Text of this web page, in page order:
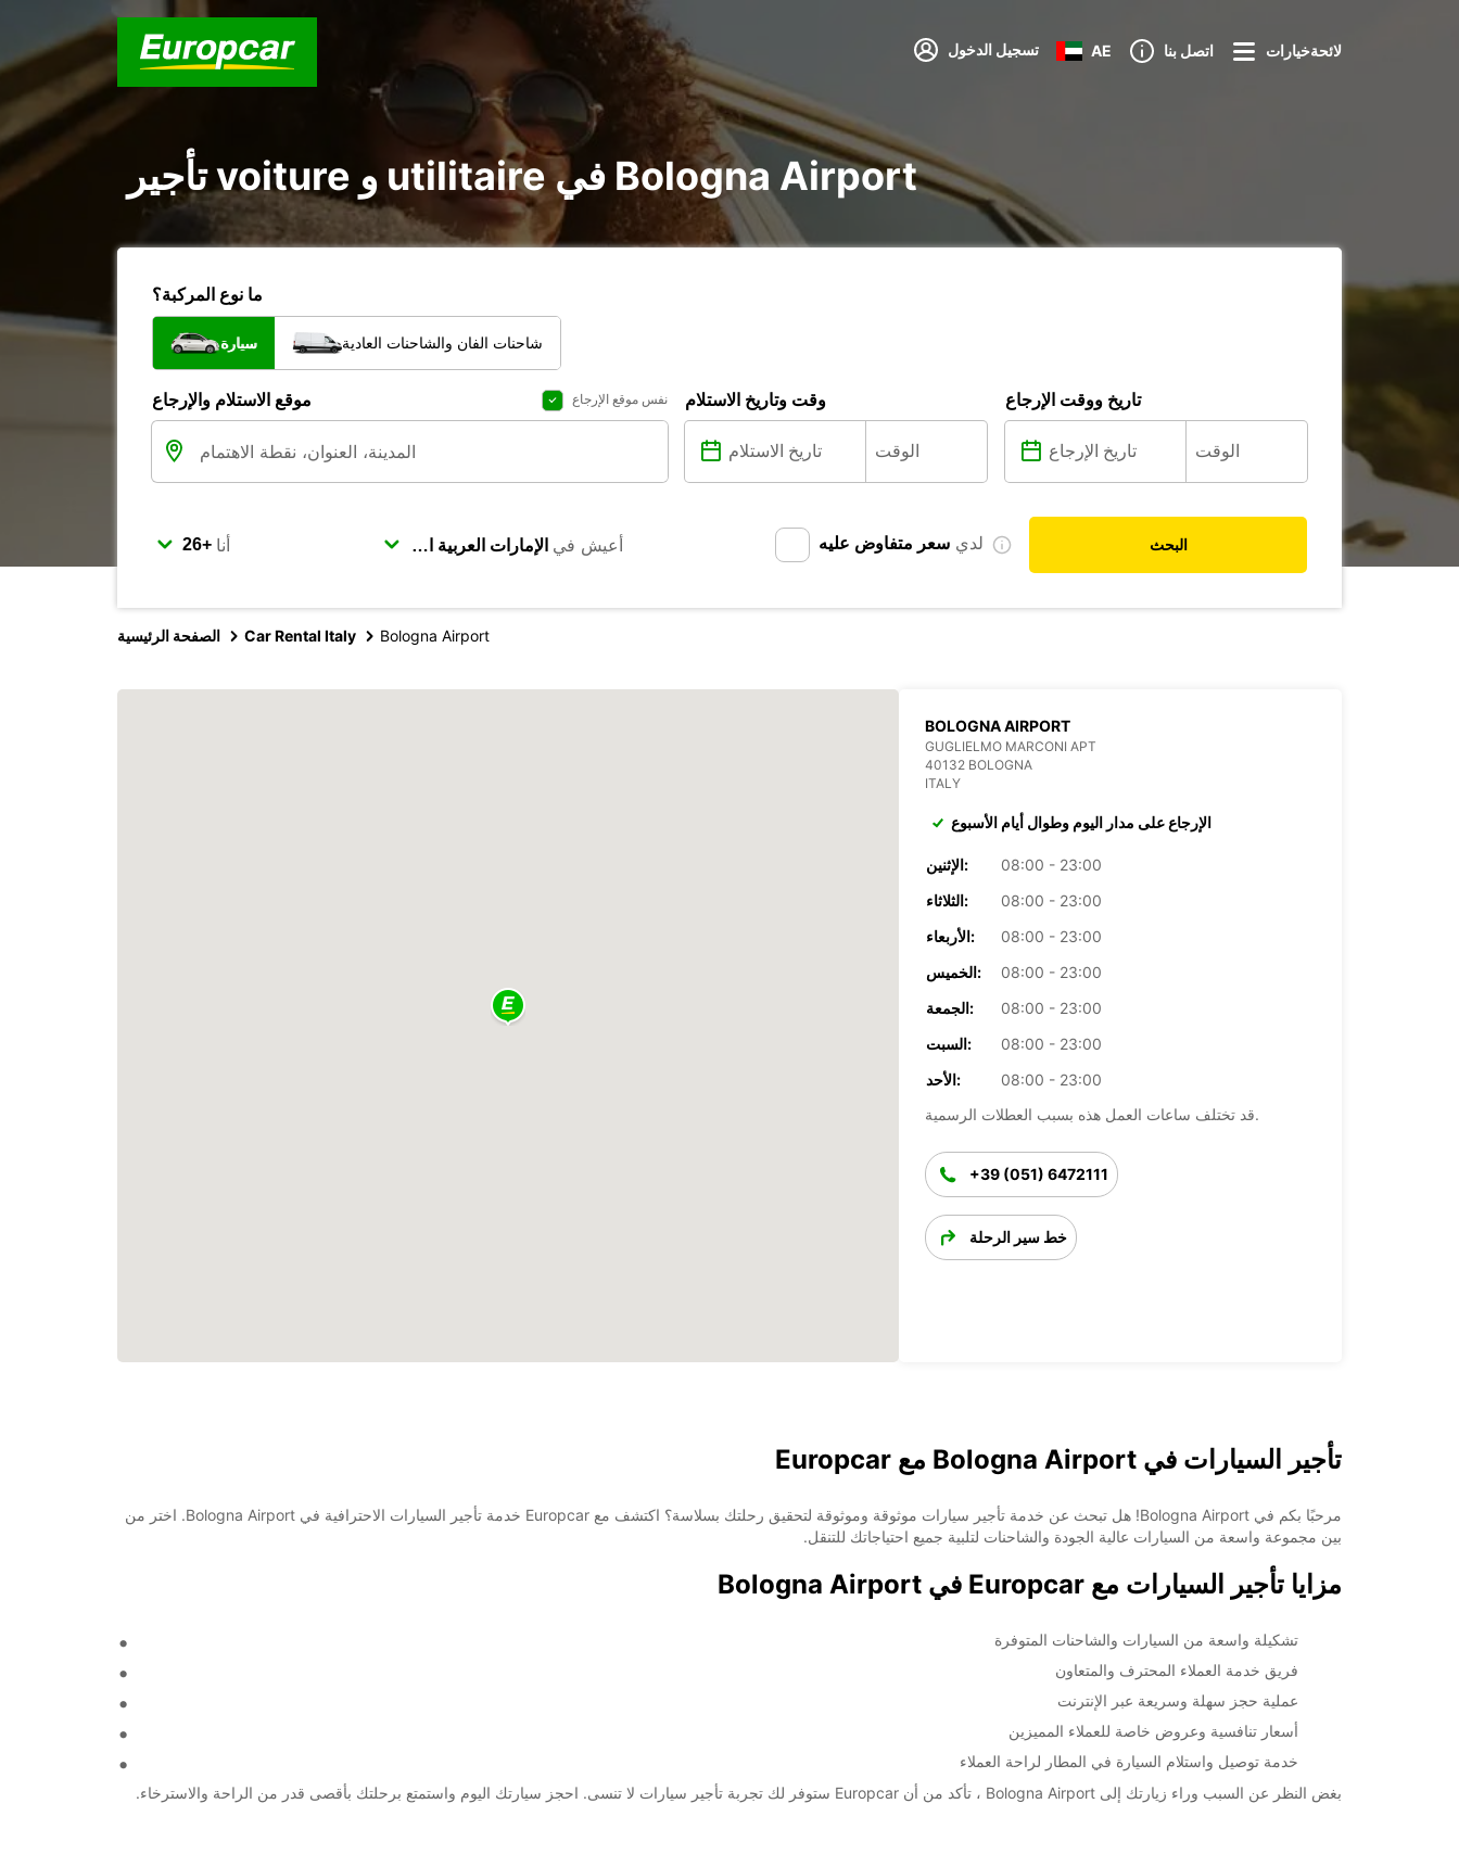
تسجيل الدخول AE اتصل بنا لائحةخيارات
تأجير voiture و utilitaire في Bologna Airport
ما نوع المركبة؟
سيارة شاحنات الفان والشاحنات العادية
موقع الاستلام والإرجاع نفس موقع الإرجاع وقت وتاريخ الاستلام تاريخ ووقت الإرجاع
أنا أعيش في لدي سعر متفاوض عليه البحث
الصفحة الرئيسية Car Rental Italy Bologna Airport
BOLOGNA AIRPORT
GUGLIELMO MARCONI APT
40132 BOLOGNA
ITALY
الإرجاع على مدار اليوم وطوال أيام الأسبوع
الإثنين:
08:00 - 23:00
الثلاثاء:
08:00 - 23:00
الأربعاء:
08:00 - 23:00
الخميس:
08:00 - 23:00
الجمعة:
08:00 - 23:00
السبت:
08:00 - 23:00
الأحد:
08:00 - 23:00
قد تختلف ساعات العمل هذه بسبب العطلات الرسمية.
+39 (051) 6472111
خط سير الرحلة
تأجير السيارات في Bologna Airport مع Europcar
مرحبًا بكم في Bologna Airport! هل تبحث عن خدمة تأجير سيارات موثوقة وموثوقة لتحقيق رحلتك بسلاسة؟ اكتشف مع Europcar خدمة تأجير السيارات الاحترافية في Bologna Airport. اختر من
بين مجموعة واسعة من السيارات عالية الجودة والشاحنات لتلبية جميع احتياجاتك للتنقل.
مزايا تأجير السيارات مع Europcar في Bologna Airport
تشكيلة واسعة من السيارات والشاحنات المتوفرة
فريق خدمة العملاء المحترف والمتعاون
عملية حجز سهلة وسريعة عبر الإنترنت
أسعار تنافسية وعروض خاصة للعملاء المميزين
خدمة توصيل واستلام السيارة في المطار لراحة العملاء
بغض النظر عن السبب وراء زيارتك إلى Bologna Airport ، تأكد من أن Europcar ستوفر لك تجربة تأجير سيارات لا تنسى. احجز سيارتك اليوم واستمتع برحلتك بأقصى قدر من الراحة والاسترخاء.